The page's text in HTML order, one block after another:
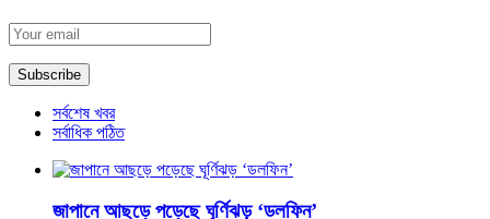
সর্বশেষ খবর
সর্বাধিক পঠিত
জাপানে আছড়ে পড়েছে ঘূর্ণিঝড় ‘ডলফিন’